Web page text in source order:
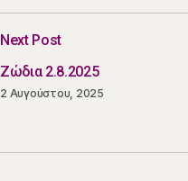
Next Post
Ζώδια 2.8.2025
2 Αυγούστου, 2025